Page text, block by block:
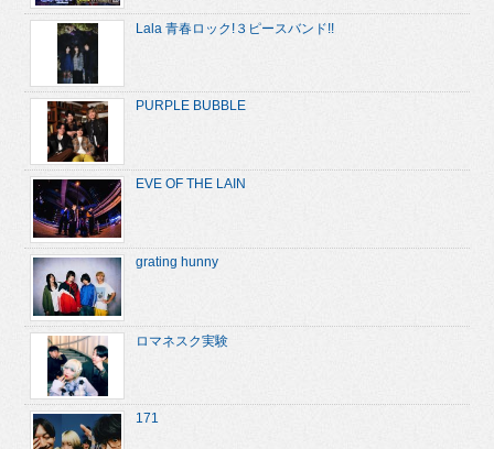
Lala 青春ロック!３ピースバンド!!
PURPLE BUBBLE
EVE OF THE LAIN
grating hunny
ロマネスク実験
171